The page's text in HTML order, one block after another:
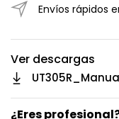
Envíos rápidos
Ver descargas
¿Eres